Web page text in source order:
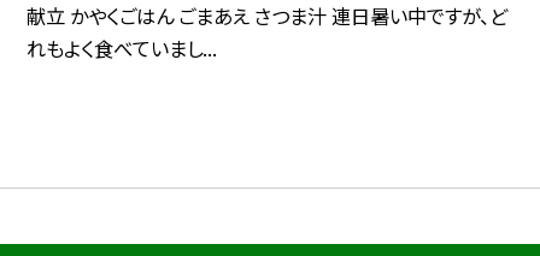
献立 かやくごはん ごまあえ さつま汁 連日暑い中ですが、ど
れもよく食べていまし...